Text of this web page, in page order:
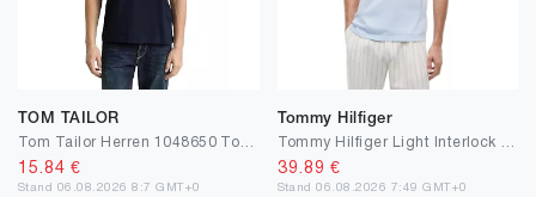
TOM TAILOR
15.84 €
Stand 06.08.2026 8:7 GMT+0
Tommy Hilfiger
39.89 €
Stand 06.08.2026 7:49 GMT+0